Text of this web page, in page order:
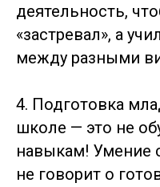
деятельность,
«застревал», а
между разными
4. Подготовка
школе — это не
навыкам! Умение
не говорит о